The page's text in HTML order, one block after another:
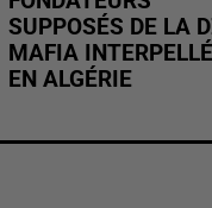
SUPPOSÉS DE LA
MAFIA INTERPELLÉ
EN ALGÉRIE